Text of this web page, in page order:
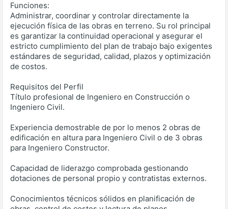
Funciones:
Administrar, coordinar y controlar directamente la
ejecución física de las obras en terreno. Su rol principal
es garantizar la continuidad operacional y asegurar el
estricto cumplimiento del plan de trabajo bajo exigentes
estándares de seguridad, calidad, plazos y optimización
de costos.
Requisitos del Perfil
Título profesional de Ingeniero en Construcción o
Ingeniero Civil.
Experiencia demostrable de por lo menos 2 obras de
edificación en altura para Ingeniero Civil o de 3 obras
para Ingeniero Constructor.
Capacidad de liderazgo comprobada gestionando
dotaciones de personal propio y contratistas externos.
Conocimientos técnicos sólidos en planificación de